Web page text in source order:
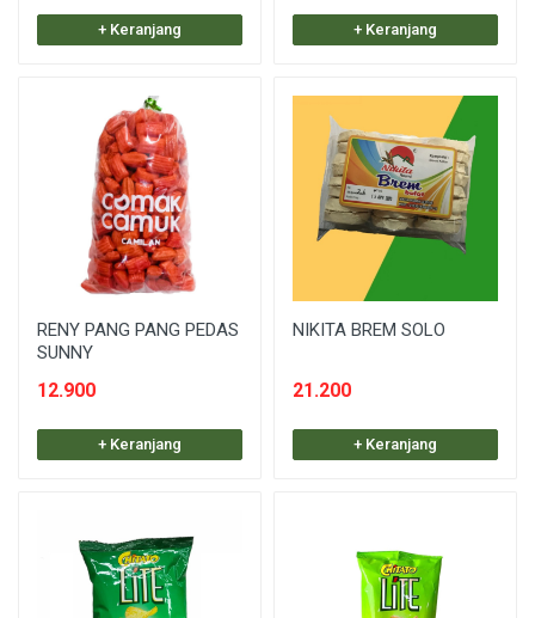
+ Keranjang + Keranjang
RENY PANG PANG PEDAS
SUNNY
12.900
+ Keranjang
NIKITA BREM SOLO
21.200
+ Keranjang